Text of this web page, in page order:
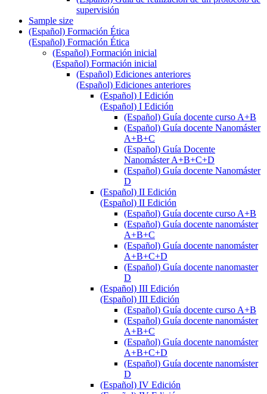
supervisión
Sample size
(Español) Formación Ética
(Español) Formación Ética
(Español) Formación inicial
(Español) Formación inicial
(Español) Ediciones anteriores
(Español) Ediciones anteriores
(Español) I Edición
(Español) I Edición
(Español) Guía docente curso A+B
(Español) Guía docente Nanomáster
A+B+C
(Español) Guía Docente
Nanomáster A+B+C+D
(Español) Guía docente Nanomáster
D
(Español) II Edición
(Español) II Edición
(Español) Guía docente curso A+B
(Español) Guía docente nanomáster
A+B+C
(Español) Guía docente nanomáster
A+B+C+D
(Español) Guía docente nanomaster
D
(Español) III Edición
(Español) III Edición
(Español) Guía docente curso A+B
(Español) Guía docente nanomáster
A+B+C
(Español) Guía docente nanomáster
A+B+C+D
(Español) Guía docente nanomáster
D
(Español) IV Edición